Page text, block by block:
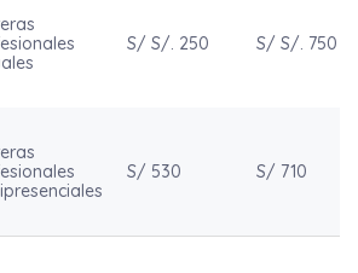
S/ S/. 250 S/ S/. 750
S/ 530 S/ 710